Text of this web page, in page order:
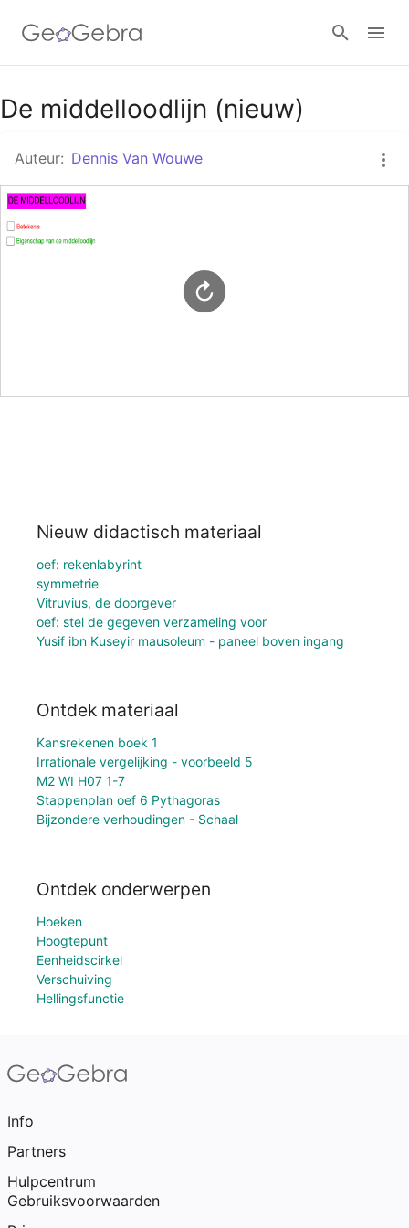
Google Classroom
GeoGebra Klaslokaal
De middelloodlijn (nieuw)
Auteur: Dennis Van Wouwe
Nieuw didactisch materiaal
oef: rekenlabyrint
symmetrie
Vitruvius, de doorgever
oef: stel de gegeven verzameling voor
Yusif ibn Kuseyir mausoleum - paneel boven ingang
Ontdek materiaal
Kansrekenen boek 1
Irrationale vergelijking - voorbeeld 5
M2 WI H07 1-7
Stappenplan oef 6 Pythagoras
Bijzondere verhoudingen - Schaal
Ontdek onderwerpen
Hoeken
Hoogtepunt
Eenheidscirkel
Verschuiving
Hellingsfunctie
Info
Partners
Hulpcentrum
Gebruiksvoorwaarden